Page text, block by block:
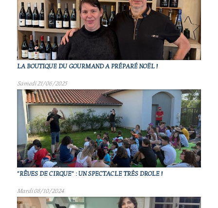
LA BOUTIQUE DU GOURMAND A PRÉPARÉ NOËL !
Samedi 21/06/2025
"RÊVES DE CIRQUE" : UN SPECTACLE TRÈS DROLE !
Mardi 08/10/2024